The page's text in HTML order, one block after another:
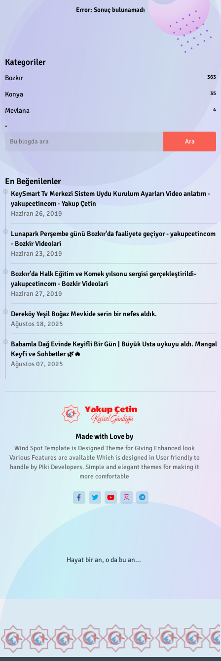
Error: Sonuç bulunamadı
Kategoriler
Bozkır 363
Konya 35
Mevlana 4
.
En Beğenilenler
KeySmart Tv Merkezi Sistem Uydu Kurulum Ayarları Video anlatım -
yakupcetincom - Yakup Çetin
Haziran 26, 2019
Lunapark Perşembe günü Bozkır'da faaliyete geçiyor - yakupcetincom
- Bozkir Videolari
Haziran 23, 2019
Bozkır’da Halk Eğitim ve Komek yılsonu sergisi gerçekleştirildi-
yakupcetincom - Bozkir Videolari
Haziran 27, 2019
Dereköy Yeşil Boğaz Mevkide serin bir nefes aldık.
Ağustos 18, 2025
Babamla Dağ Evinde Keyifli Bir Gün | Büyük Usta uykuyu aldı. Mangal
Keyfi ve Sohbetler 🌿🔥
Ağustos 07, 2025
Made with Love by
Wind Spot Template is Designed Theme for Giving Enhanced look
Various Features are available Which is designed in User friendly to
handle by Piki Developers. Simple and elegant themes for making it
more comfortable
Hayat bir an, o da bu an...